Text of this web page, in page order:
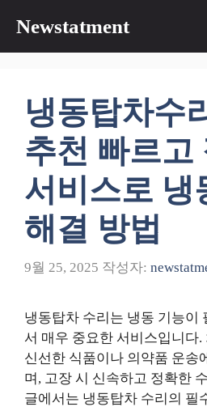
츠
Newstatment
냉동탑차수
추천 빠르고
서비스로 냉
해결 방법
9월 25, 2025 작성자:
냉동탑차 수리는 냉동 기능이
서 매우 중요한 서비스입니다
신선한 식품이나 의약품 운송
며, 고장 시 신속하고 정확한
글에서는 냉동탑차 수리의 필